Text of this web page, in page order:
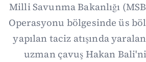
Milli Savunma Bakanlığı
Operasyonu bölgesinde üs
yapılan taciz atışında
uzman çavuş Hakan